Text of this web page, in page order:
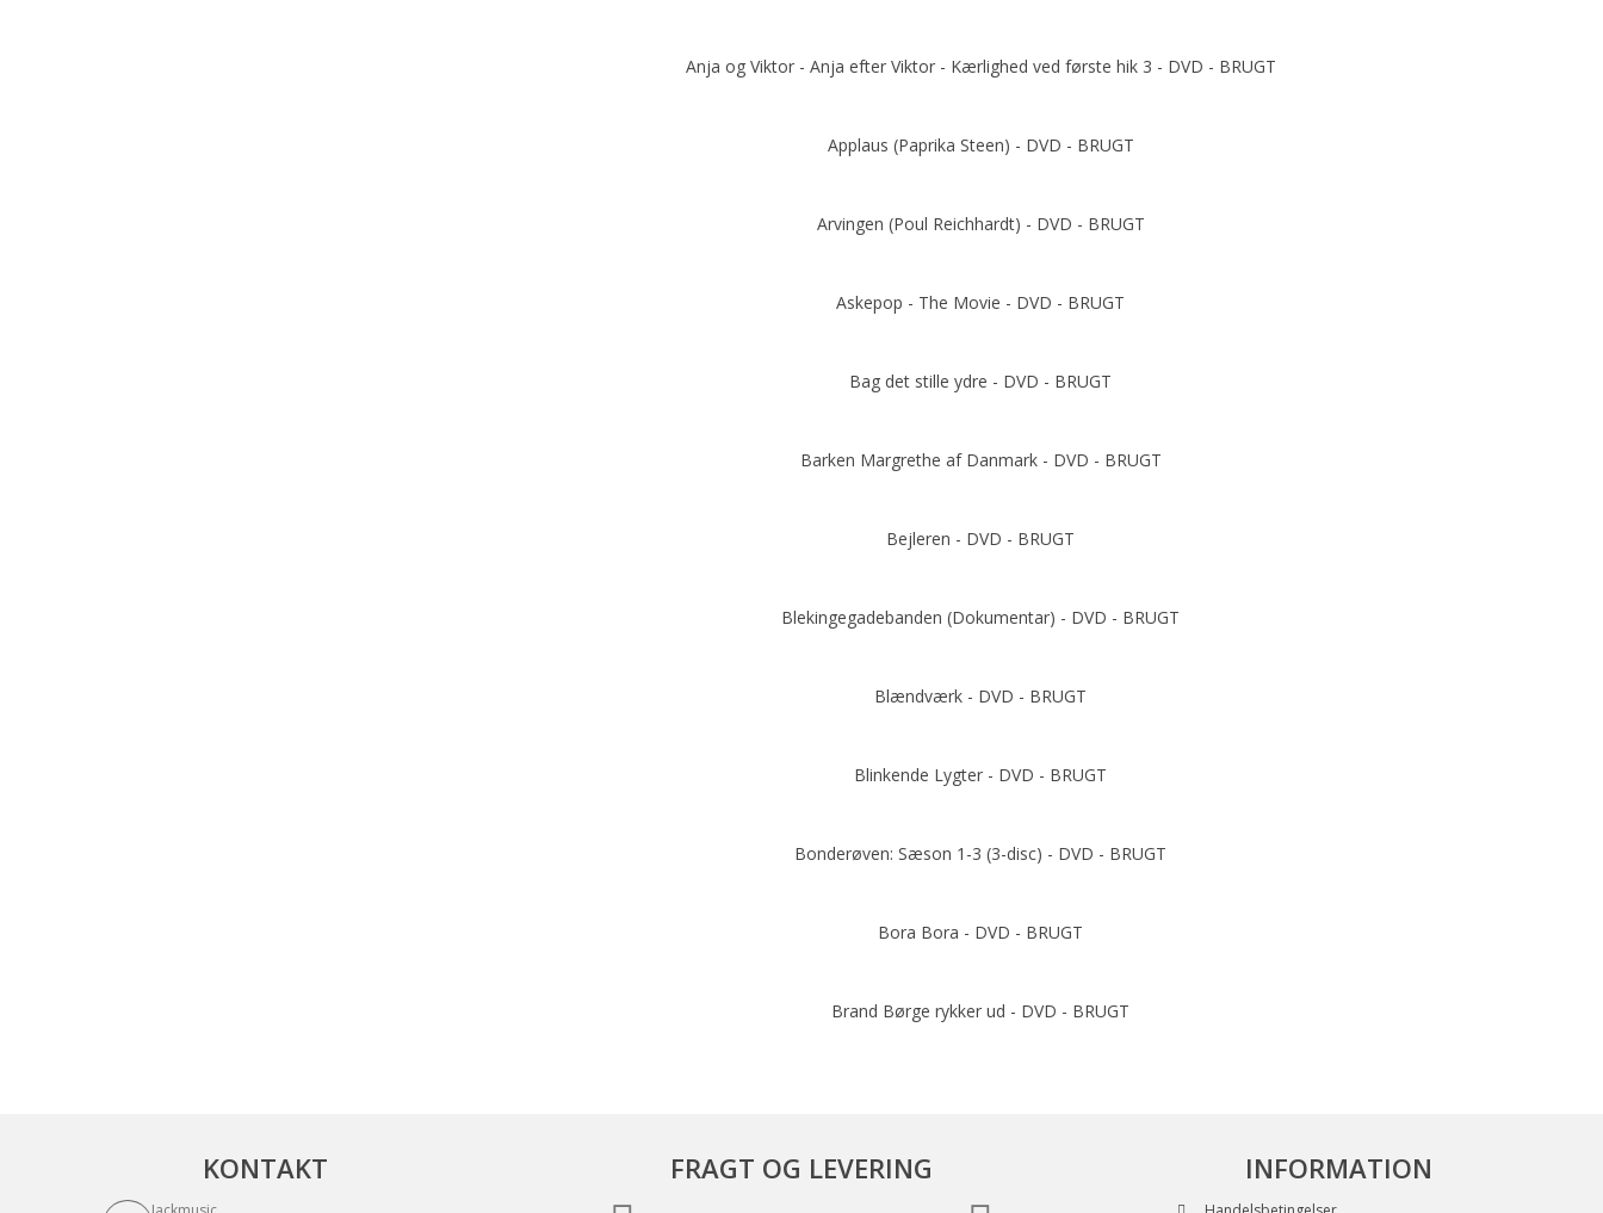
Add to cart
Anja og Viktor - Anja efter Viktor - Kærlighed ved første hik 3 - DVD - BRUGT
Add to cart
Applaus (Paprika Steen) - DVD - BRUGT
Add to cart
Arvingen (Poul Reichhardt) - DVD - BRUGT
Add to cart
Askepop - The Movie - DVD - BRUGT
Add to cart
Bag det stille ydre - DVD - BRUGT
Add to cart
Barken Margrethe af Danmark - DVD - BRUGT
Add to cart
Bejleren - DVD - BRUGT
Add to cart
Blekingegadebanden (Dokumentar) - DVD - BRUGT
Add to cart
Blændværk - DVD - BRUGT
Add to cart
Blinkende Lygter - DVD - BRUGT
Add to cart
Bonderøven: Sæson 1-3 (3-disc) - DVD - BRUGT
Bora Bora - DVD - BRUGT
Add to cart
Brand Børge rykker ud - DVD - BRUGT
KONTAKT FRAGT OG LEVERING INFORMATION